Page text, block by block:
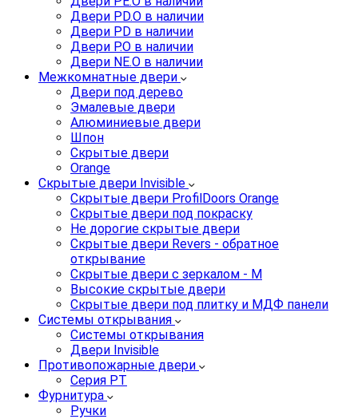
Двери PD.O в наличии
Двери PD в наличии
Двери P.O в наличии
Двери NE.O в наличии
Межкомнатные двери
Двери под дерево
Эмалевые двери
Алюминиевые двери
Шпон
Скрытые двери
Orange
Скрытые двери Invisible
Скрытые двери ProfilDoors Orange
Скрытые двери под покраску
Не дорогие скрытые двери
Скрытые двери Revers - обратное
открывание
Скрытые двери с зеркалом - M
Высокие скрытые двери
Скрытые двери под плитку и МДФ панели
Системы открывания
Системы открывания
Двери Invisible
Противопожарные двери
Серия PT
Фурнитура
Ручки